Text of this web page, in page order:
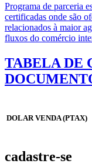
Programa de parceria
certificadas onde são
relacionados à maior
fluxos do comércio
TABELA DE
DOLAR VENDA (PTAX)
cadastre-se